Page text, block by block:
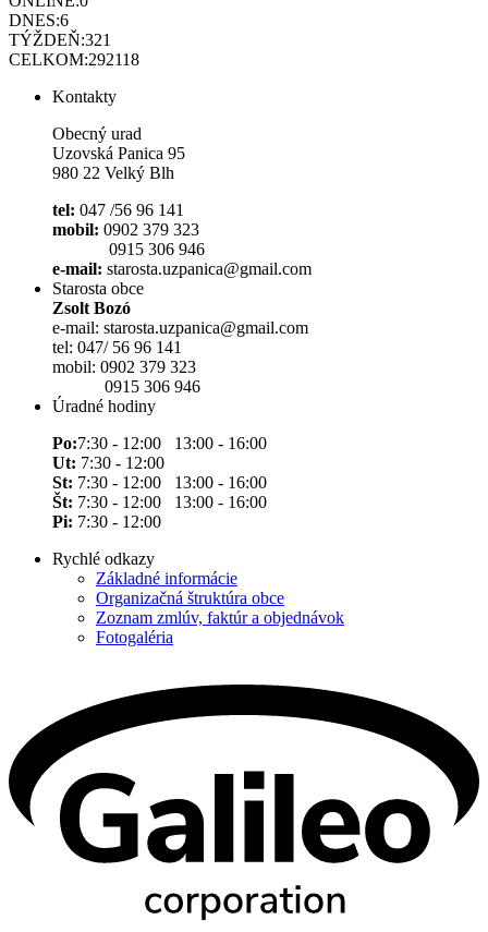
DNES:6
TÝŽDEŇ:321
CELKOM:292118
Kontakty
Obecný urad
Uzovská Panica 95
980 22 Velký Blh
tel: 047 /56 96 141
mobil: 0902 379 323
0915 306 946
e-mail: starosta.uzpanica@gmail.com
Starosta obce
Zsolt Bozó
e-mail: starosta.uzpanica@gmail.com
tel: 047/ 56 96 141
mobil: 0902 379 323
0915 306 946
Úradné hodiny
Po:7:30 - 12:00 13:00 - 16:00
Ut: 7:30 - 12:00
St: 7:30 - 12:00 13:00 - 16:00
Št: 7:30 - 12:00 13:00 - 16:00
Pi: 7:30 - 12:00
Rychlé odkazy
Základné informácie
Organizačná štruktúra obce
Zoznam zmlúv, faktúr a objednávok
Fotogaléria